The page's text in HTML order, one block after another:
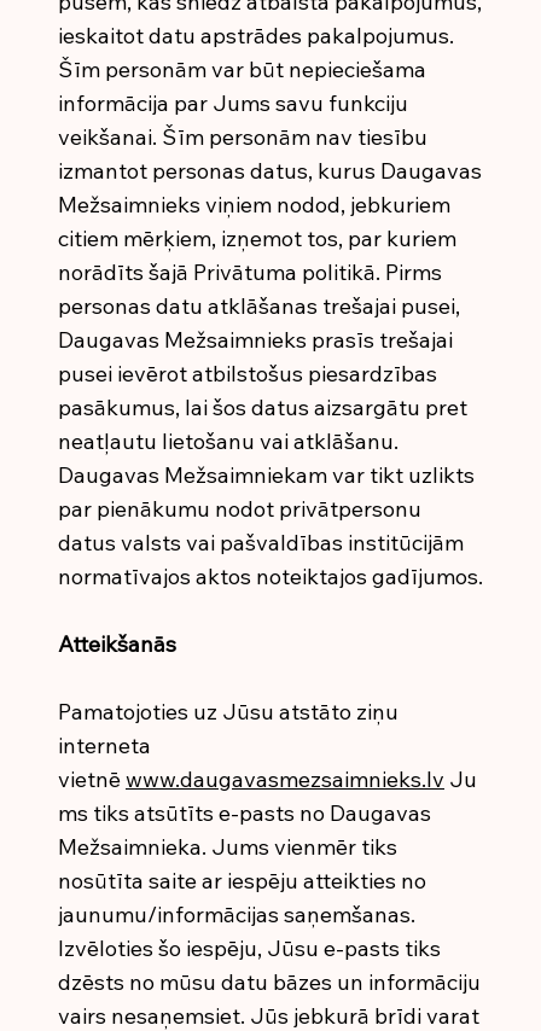
ieskaitot datu apstrādes pakalpojumus.
Šīm personām var būt nepieciešama
informācija par Jums savu funkciju
veikšanai. Šīm personām nav tiesību
izmantot personas datus, kurus Daugavas
Mežsaimnieks viņiem nodod, jebkuriem
citiem mērķiem, izņemot tos, par kuriem
norādīts šajā Privātuma politikā. Pirms
personas datu atklāšanas trešajai pusei,
Daugavas Mežsaimnieks prasīs trešajai
pusei ievērot atbilstošus piesardzības
pasākumus, lai šos datus aizsargātu pret
neatļautu lietošanu vai atklāšanu.
Daugavas Mežsaimniekam var tikt uzlikts
par pienākumu nodot privātpersonu
datus valsts vai pašvaldības institūcijām
normatīvajos aktos noteiktajos gadījumos.
Atteikšanās
Pamatojoties uz Jūsu atstāto ziņu
interneta
vietnēwww.daugavasmezsaimnieks.lv Ju
ms tiks atsūtīts e-pasts no Daugavas
Mežsaimnieka. Jums vienmēr tiks
nosūtīta saite ar iespēju atteikties no
jaunumu/informācijas saņemšanas.
Izvēloties šo iespēju, Jūsu e-pasts tiks
dzēsts no mūsu datu bāzes un informāciju
vairs nesaņemsiet. Jūs jebkurā brīdi varat